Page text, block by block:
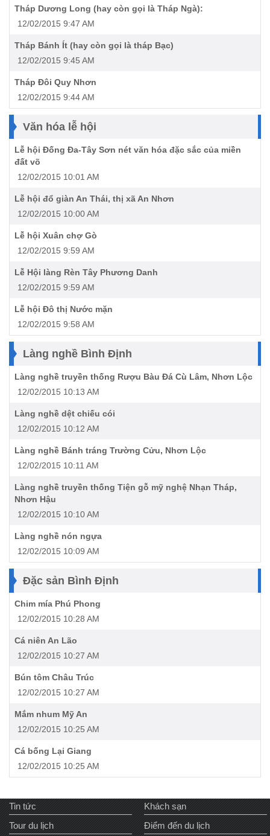
Tháp Dương Long (hay còn gọi là Tháp Ngà):
12/02/2015 9:47 AM
Tháp Bánh Ít (hay còn gọi là tháp Bạc)
12/02/2015 9:45 AM
Tháp Đôi Quy Nhơn
12/02/2015 9:44 AM
Văn hóa lễ hội
Lễ hội Đống Đa-Tây Sơn nét văn hóa đặc sắc của miền
đất võ
12/02/2015 10:01 AM
Lễ hội đổ giàn An Thái, thị xã An Nhơn
12/02/2015 10:00 AM
Lễ hội Xuân chợ Gò
12/02/2015 9:59 AM
Lễ Hội làng Rèn Tây Phương Danh
12/02/2015 9:59 AM
Lễ hội Đô thị Nước mặn
12/02/2015 9:58 AM
Làng nghề Bình Định
Làng nghề truyền thống Rượu Bàu Đá Cù Lâm, Nhơn Lộc
12/02/2015 10:13 AM
Làng nghề dệt chiếu cói
12/02/2015 10:12 AM
Làng nghề Bánh tráng Trường Cửu, Nhơn Lộc
12/02/2015 10:11 AM
Làng nghề truyền thống Tiện gỗ mỹ nghệ Nhạn Tháp,
Nhơn Hậu
12/02/2015 10:10 AM
Làng nghề nón ngựa
12/02/2015 10:09 AM
Đặc sản Bình Định
Chim mía Phú Phong
12/02/2015 10:28 AM
Cá niên An Lão
12/02/2015 10:27 AM
Bún tôm Châu Trúc
12/02/2015 10:27 AM
Mắm nhum Mỹ An
12/02/2015 10:25 AM
Cá bống Lại Giang
12/02/2015 10:25 AM
Tin tức
Khách sạn
Tour du lịch
Điểm đến du lịch